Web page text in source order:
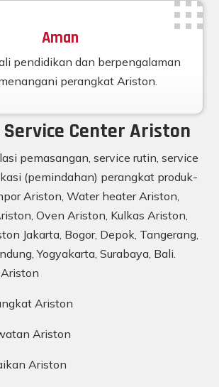
Aman
pendidikan dan berpengalaman
perangkat Ariston.
Service Center Ariston
pemasangan, service rutin, service
(pemindahan) perangkat produk-
Ariston, Water heater Ariston,
Oven Ariston, Kulkas Ariston,
Jakarta, Bogor, Depok, Tangerang,
Yogyakarta, Surabaya, Bali.
Ariston
Ariston
Ariston
Ariston